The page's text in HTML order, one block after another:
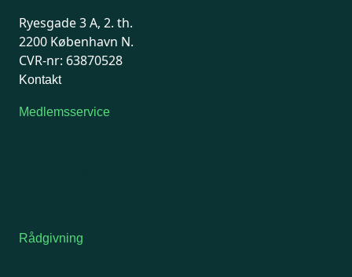
Ryesgade 3 A, 2. th.
2200 København N.
CVR-nr: 63870528
Kontakt
Medlemsservice
Rådgivning